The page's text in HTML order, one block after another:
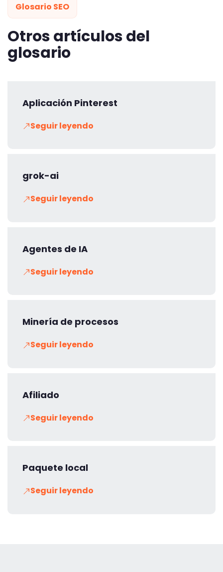
Glosario SEO
Otros artículos del
glosario
Aplicación Pinterest
Seguir leyendo
grok-ai
Seguir leyendo
Agentes de IA
Seguir leyendo
Minería de procesos
Seguir leyendo
Afiliado
Seguir leyendo
Paquete local
Seguir leyendo